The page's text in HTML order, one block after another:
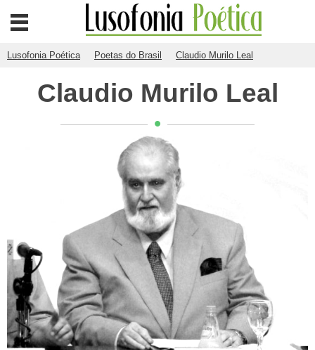
Lusofonia Poética Poetas do Brasil Claudio Murilo Leal
Claudio Murilo Leal